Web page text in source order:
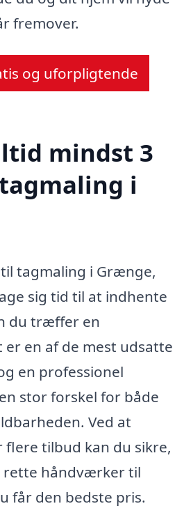
fremover.
og uforpligtende
mindst 3
i
tagmaling i Grænge,
sig tid til at indhente
du træffer en
er en af de mest udsatte
en professionel
stor forskel for både
Ved at
tilbud kan du sikre,
håndværker til
får den bedste pris.